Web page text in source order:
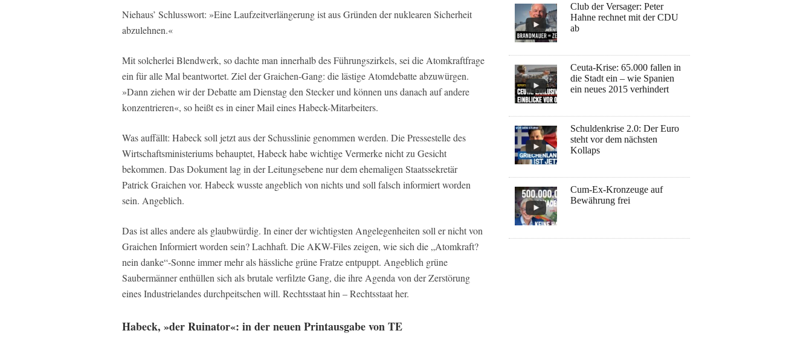
Niehaus’ Schlusswort: »Eine Laufzeitverlängerung ist aus Gründen der nuklearen Sicherheit
abzulehnen.«
Mit solcherlei Blendwerk, so dachte man innerhalb des Führungszirkels, sei die Atomkraftfrage
ein für alle Mal beantwortet. Ziel der Graichen-Gang: die lästige Atomdebatte abzuwürgen.
»Dann ziehen wir der Debatte am Dienstag den Stecker und können uns danach auf andere
konzentrieren«, so heißt es in einer Mail eines Habeck-Mitarbeiters.
Was auffällt: Habeck soll jetzt aus der Schusslinie genommen werden. Die Pressestelle des
Wirtschaftsministeriums behauptet, Habeck habe wichtige Vermerke nicht zu Gesicht
bekommen. Das Dokument lag in der Leitungsebene nur dem ehemaligen Staatssekretär
Patrick Graichen vor. Habeck wusste angeblich von nichts und soll falsch informiert worden
sein. Angeblich.
Das ist alles andere als glaubwürdig. In einer der wichtigsten Angelegenheiten soll er nicht von
Graichen Informiert worden sein? Lachhaft. Die AKW-Files zeigen, wie sich die „Atomkraft?
nein danke“-Sonne immer mehr als hässliche grüne Fratze entpuppt. Angeblich grüne
Saubermänner enthüllen sich als brutale verfilzte Gang, die ihre Agenda von der Zerstörung
eines Industrielandes durchpeitschen will. Rechtsstaat hin – Rechtsstaat her.
Habeck, »der Ruinator«: in der neuen Printausgabe von TE
Club der Versager: Peter
Hahne rechnet mit der CDU
ab
Ceuta-Krise: 65.000 fallen in
die Stadt ein – wie Spanien
ein neues 2015 verhindert
Schuldenkrise 2.0: Der Euro
steht vor dem nächsten
Kollaps
Cum-Ex-Kronzeuge auf
Bewährung frei